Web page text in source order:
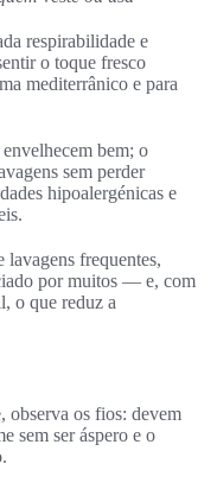
respirabilidade e
o toque fresco
mediterrânico e para
bem; o
sem perder
hipoalergénicas e
frequentes,
por muitos — e, com
o que reduz a
observa os fios: devem
sem ser áspero e o